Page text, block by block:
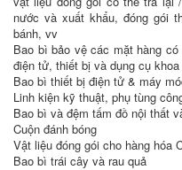
nước và xuất khẩu, đóng gói
bánh, vv
Bao bì bảo vệ các mặt hàng
điện tử, thiết bị và dụng cụ khoa
Bao bì thiết bị điện tử & máy
Linh kiện kỹ thuật, phụ tùng
Bao bì và đệm tấm đồ nội thất
Cuộn đánh bóng
Vật liệu đóng gói cho hàng hóa
Bao bì trái cây và rau quả